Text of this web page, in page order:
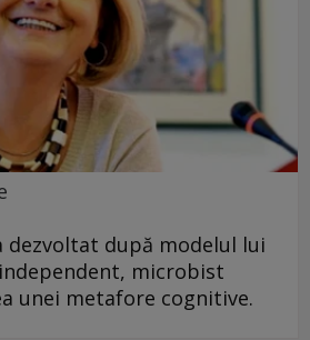
dezvoltat după modelul lui
microbist
unei metafore cognitive.